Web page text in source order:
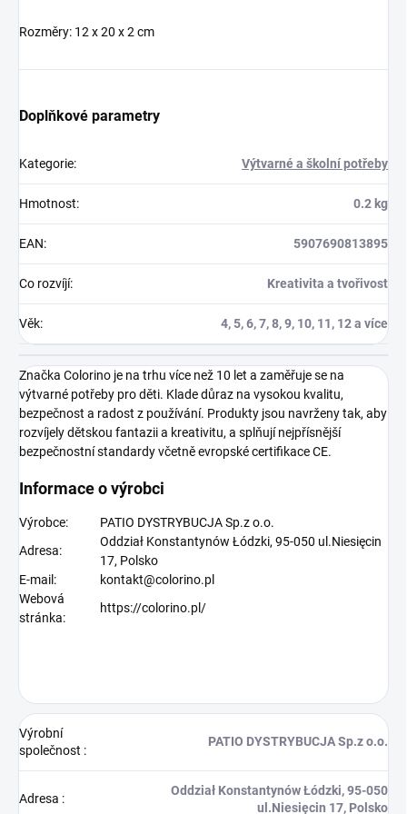
Rozměry: 12 x 20 x 2 cm
Doplňkové parametry
Kategorie: Výtvarné a školní potřeby
Hmotnost: 0.2 kg
EAN: 5907690813895
Co rozvíjí: Kreativita a tvořivost
Věk: 4, 5, 6, 7, 8, 9, 10, 11, 12 a více
Značka Colorino je na trhu více než 10 let a zaměřuje se na
výtvarné potřeby pro děti. Klade důraz na vysokou kvalitu,
bezpečnost a radost z používání. Produkty jsou navrženy tak, aby
rozvíjely dětskou fantazii a kreativitu, a splňují nejpřísnější
bezpečnostní standardy včetně evropské certifikace CE.
Informace o výrobci
Výrobce:
PATIO DYSTRYBUCJA Sp.z o.o.
Adresa:
Oddział Konstantynów Łódzki, 95-050 ul.Niesięcin
17, Polsko
E-mail:
kontakt@colorino.pl
Webová
stránka:
https://colorino.pl/
Výrobní
společnost :
PATIO DYSTRYBUCJA Sp.z o.o.
Adresa :
Oddział Konstantynów Łódzki, 95-050
ul.Niesięcin 17, Polsko